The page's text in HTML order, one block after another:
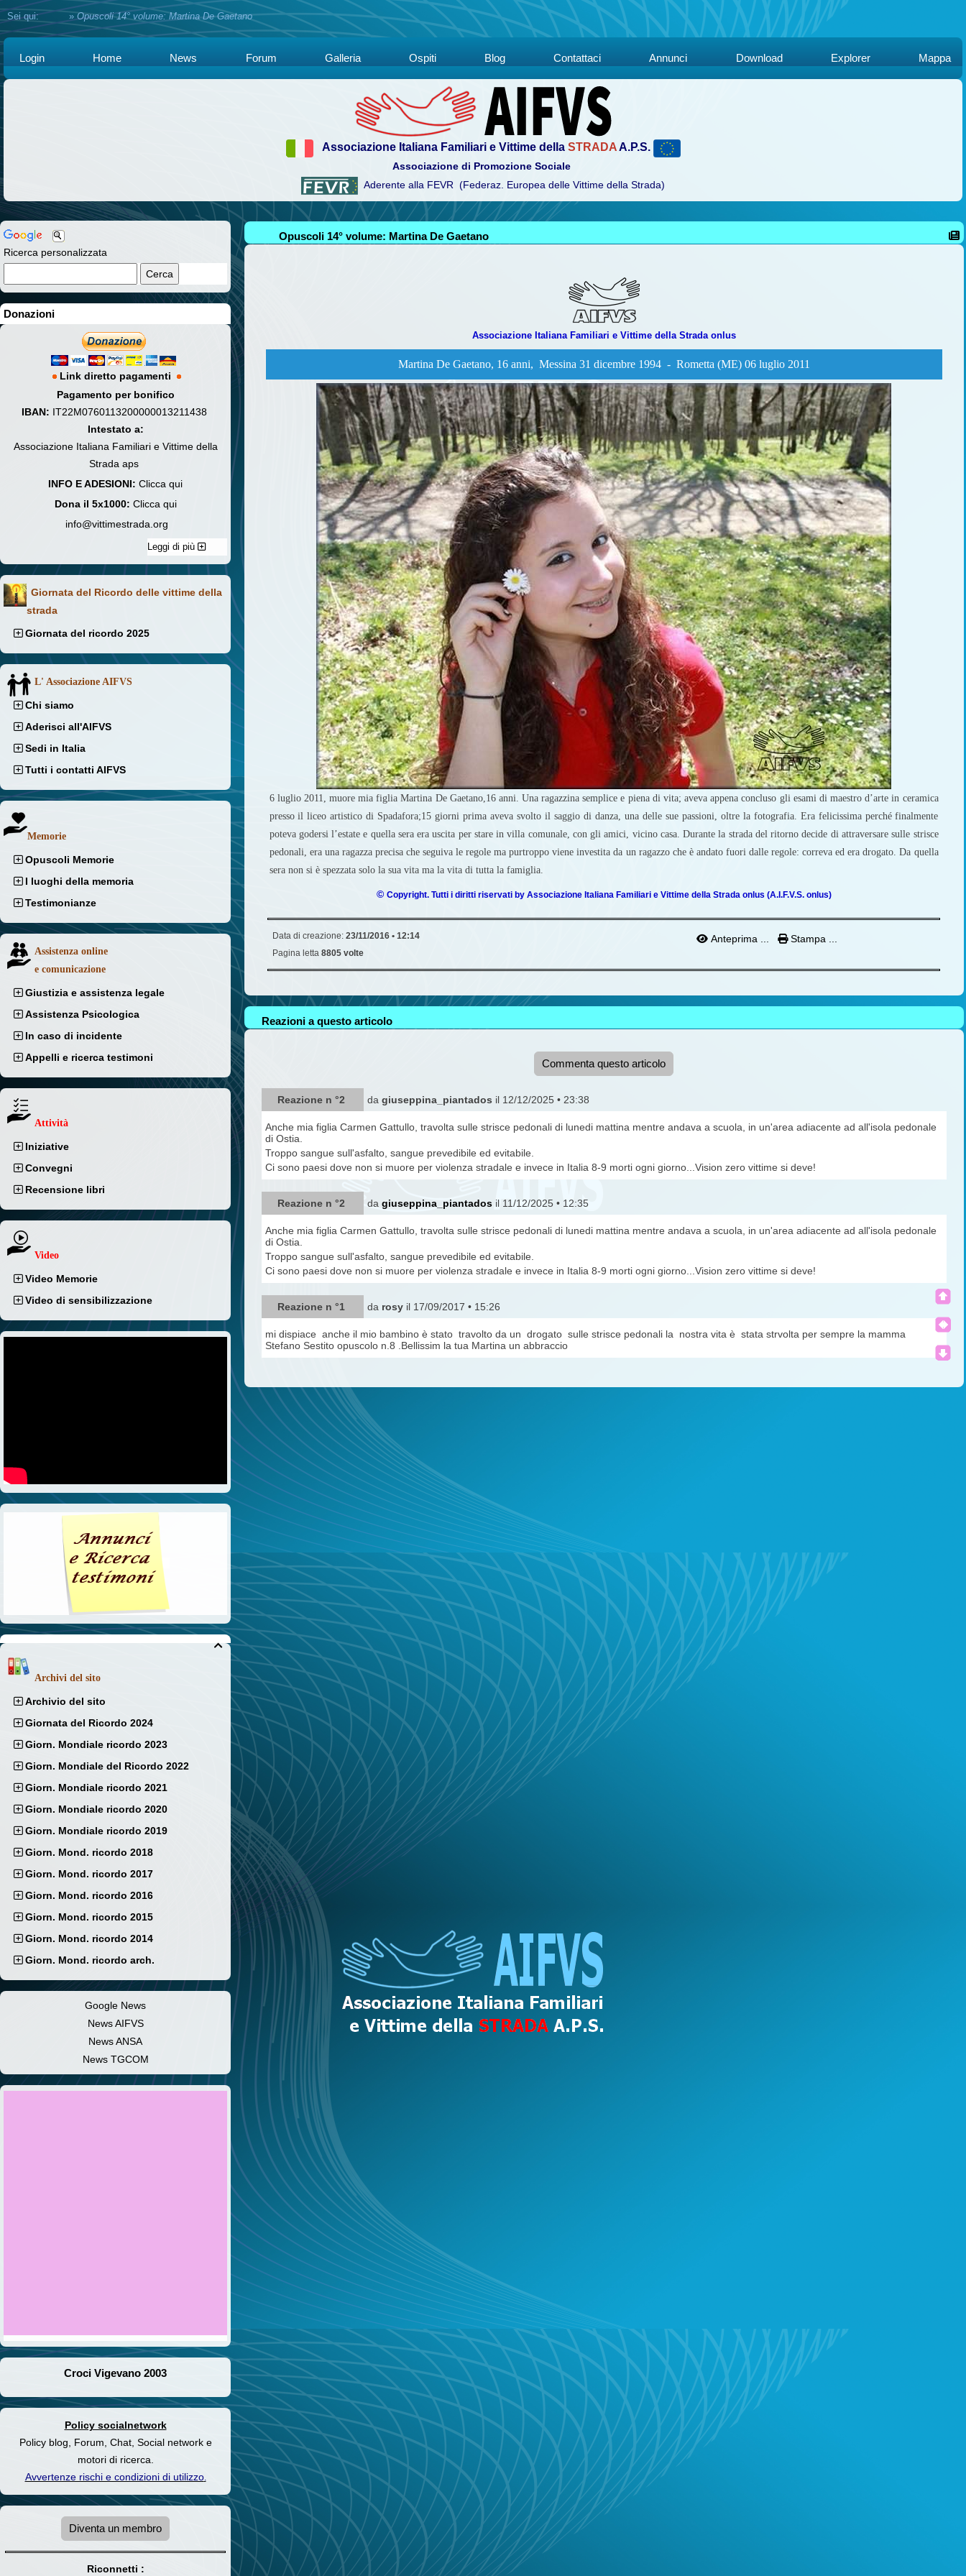
Sei qui:Home »Opuscoli 14° volume: Martina De Gaetano
Login Home News Forum Galleria Ospiti Blog Contattaci Annunci Download Explorer Mappa
Associazione Italiana Familiari e Vittime della STRADAA.P.S.
Associazione di Promozione Sociale
Aderente alla FEVR (Federaz. Europea delle Vittime della Strada)
Ricerca personalizzata
Donazioni
Link diretto pagamenti
Pagamento per bonifico
IBAN: IT22M0760113200000013211438
Intestato a:
Associazione Italiana Familiari e Vittime della
Strada aps
INFO E ADESIONI: Clicca qui
Dona il 5x1000: Clicca qui
info@vittimestrada.org
Leggi di più
Giornata del Ricordo delle vittime della
strada
Giornata del ricordo 2025
L' Associazione AIFVS
Chi siamo
Aderisci all'AIFVS
Sedi in Italia
Tutti i contatti AIFVS
Memorie
Opuscoli Memorie
I luoghi della memoria
Testimonianze
Assistenza online
e comunicazione
Giustizia e assistenza legale
Assistenza Psicologica
In caso di incidente
Appelli e ricerca testimoni
Attività
Iniziative
Convegni
Recensione libri
Video
Video Memorie
Video di sensibilizzazione

Archivi del sito
Archivio del sito
Giornata del Ricordo 2024
Giorn. Mondiale ricordo 2023
Giorn. Mondiale del Ricordo 2022
Giorn. Mondiale ricordo 2021
Giorn. Mondiale ricordo 2020
Giorn. Mondiale ricordo 2019
Giorn. Mond. ricordo 2018
Giorn. Mond. ricordo 2017
Giorn. Mond. ricordo 2016
Giorn. Mond. ricordo 2015
Giorn. Mond. ricordo 2014
Giorn. Mond. ricordo arch.
Google News
News AIFVS
News ANSA
News TGCOM
Croci Vigevano 2003
Policy socialnetwork
Policy blog, Forum, Chat, Social network e
motori di ricerca.
Avvertenze rischi e condizioni di utilizzo.
Diventa un membro
Riconnetti :
Opuscoli 14° volume: Martina De Gaetano
Associazione Italiana Familiari e Vittime della Strada onlus
Martina De Gaetano, 16 anni, Messina 31 dicembre 1994 - Rometta (ME) 06 luglio 2011
6 luglio 2011, muore mia figlia Martina De Gaetano,16 anni. Una ragazzina semplice e piena di vita; aveva appena concluso gli esami di maestro d’arte in ceramica
presso il liceo artistico di Spadafora;15 giorni prima aveva svolto il saggio di danza, una delle sue passioni, oltre la fotografia. Era felicissima perché finalmente
poteva godersi l’estate e quella sera era uscita per stare in villa comunale, con gli amici, vicino casa. Durante la strada del ritorno decide di attraversare sulle strisce
pedonali, era una ragazza precisa che seguiva le regole ma purtroppo viene investita da un ragazzo che è andato fuori dalle regole: correva ed era drogato. Da quella
sera non si è spezzata solo la sua vita ma la vita di tutta la famiglia.
© Copyright. Tutti i diritti riservati by Associazione Italiana Familiari e Vittime della Strada onlus (A.I.F.V.S. onlus)
Data di creazione: 23/11/2016 • 12:14
Pagina letta 8805 volte
Anteprima ... Stampa ...
Reazioni a questo articolo
Commenta questo articolo
Reazione n °2 da giuseppina_piantados il 12/12/2025 • 23:38
Anche mia figlia Carmen Gattullo, travolta sulle strisce pedonali di lunedi mattina mentre andava a scuola, in un'area adiacente ad all'isola pedonale
di Ostia.
Troppo sangue sull'asfalto, sangue prevedibile ed evitabile.
Ci sono paesi dove non si muore per violenza stradale e invece in Italia 8-9 morti ogni giorno...Vision zero vittime si deve!
Reazione n °2 da giuseppina_piantados il 11/12/2025 • 12:35
Anche mia figlia Carmen Gattullo, travolta sulle strisce pedonali di lunedi mattina mentre andava a scuola, in un'area adiacente ad all'isola pedonale
di Ostia.
Troppo sangue sull'asfalto, sangue prevedibile ed evitabile.
Ci sono paesi dove non si muore per violenza stradale e invece in Italia 8-9 morti ogni giorno...Vision zero vittime si deve!
Reazione n °1 da rosyil 17/09/2017 • 15:26
mi dispiace anche il mio bambino è stato travolto da un drogato sulle strisce pedonali la nostra vita è stata strvolta per sempre la mamma
Stefano Sestito opuscolo n.8 .Bellissim la tua Martina un abbraccio